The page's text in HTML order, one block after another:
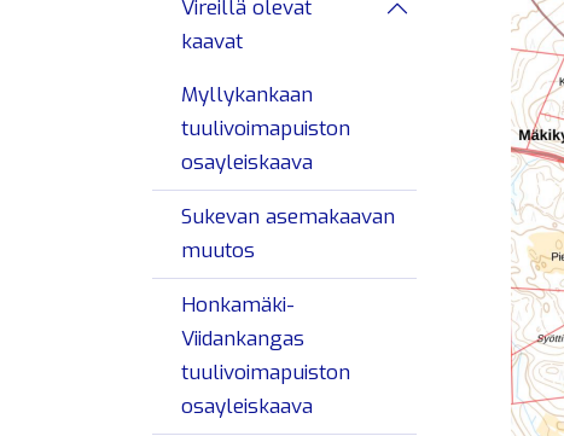
Avaa/sulje
Vireillä olevat
kaavat
Myllykankaan
tuulivoimapuiston
osayleiskaava
Sukevan asemakaavan
muutos
Honkamäki-
Viidankangas
tuulivoimapuiston
osayleiskaava